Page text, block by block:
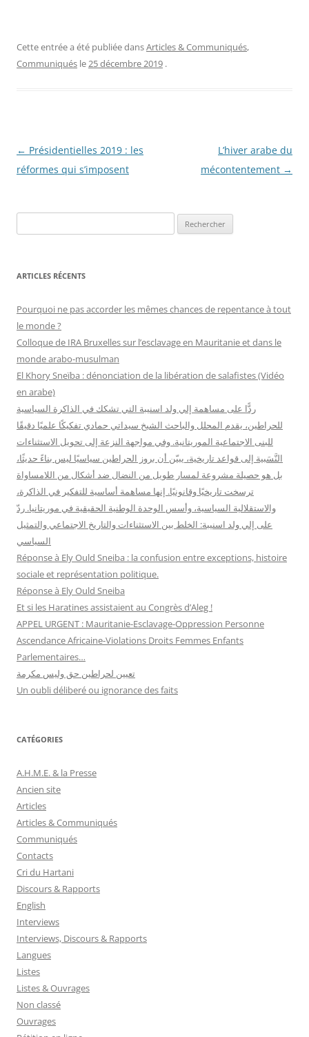
Cette entrée a été publiée dansArticles & Communiqués,
Communiqués le25 décembre 2019 .
Navigation
des
← Présidentielles 2019 : les
réformes qui s’imposent
L’hiver arabe du
mécontentement →
e
h
r
c
h
r
ARTICLES RÉCENTS
Pourquoi ne pas accorder les mêmes chances de repentance à tout
le monde ?
Colloque de IRA Bruxelles sur l’esclavage en Mauritanie et dans le
monde arabo-musulman
El Khory Sneïba : dénonciation de la libération de salafistes (Vidéo
en arabe)
ردًّا على مساهمة إلي ولد اسنيبة التي تشكك في الذاكرة السياسية
للحراطين، يقدم المحلل والباحث الشيخ سيداتي حمادي تفكيكًا علميًا دقيقًا
للبنى الاجتماعية الموريتانية. وفي مواجهة النزعة إلى تحويل الاستثناءات
النَّسَبية إلى قواعد تاريخية، يبيّن أن بروز الحراطين سياسيًا ليس بناءً حديثًا،
بل هو حصيلة مشروعة لمسار طويل من النضال ضد أشكال من اللامساواة
ترسخت تاريخيًا وقانونيًا. إنها مساهمة أساسية للتفكير في الذاكرة،
والاستقلالية السياسية، وأسس الوحدة الوطنية الحقيقية في موريتانيا. ردّ
على إلي ولد اسنيبة: الخلط بين الاستثناءات والتاريخ الاجتماعي والتمثيل
السياسي
Réponse à Ely Ould Sneiba : la confusion entre exceptions, histoire
sociale et représentation politique.
Réponse à Ely Ould Sneiba
Et si les Haratines assistaient au Congrès d’Aleg !
APPEL URGENT : Mauritanie-Esclavage-Oppression Personne
Ascendance Africaine-Violations Droits Femmes Enfants
Parlementaires…
تعيين لحراطين حق وليس مكرمة
Un oubli déliberé ou ignorance des faits
CATÉGORIES
A.H.M.E. & la Presse
Ancien site
Articles
Articles & Communiqués
Communiqués
Contacts
Cri du Hartani
Discours & Rapports
English
Interviews
Interviews, Discours & Rapports
Langues
Listes
Listes & Ouvrages
Non classé
Ouvrages